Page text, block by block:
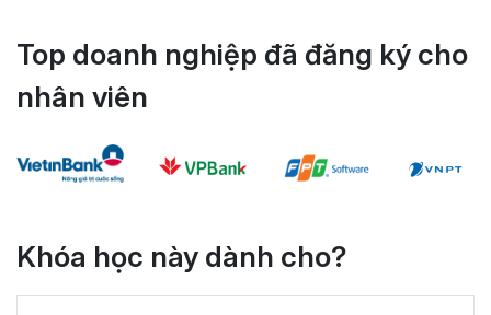
Top doanh nghiệp đã đăng ký cho
nhân viên
Khóa học này dành cho?